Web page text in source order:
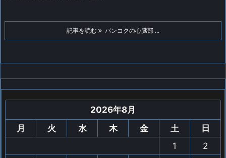
記事を読む バンコクの心臓部 ...
2026年8月
月
火 水 木 金 土
日
1
2